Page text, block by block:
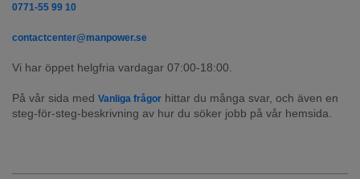
0771-55 99 10
contactcenter@manpower.se
Vi har öppet helgfria vardagar 07:00-18:00.
På vår sida med Vanliga frågor hittar du många svar, och även en
steg-för-steg-beskrivning av hur du söker jobb på vår hemsida.